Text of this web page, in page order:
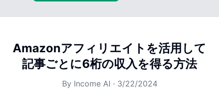
Amazonアフィリエイトを活用して
記事ごとに6桁の収入を得る方法
By Income AI · 3/22/2024